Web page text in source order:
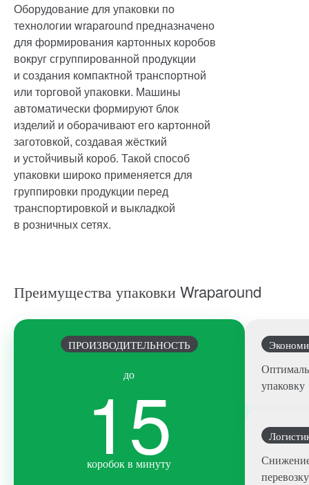
Оборудование для упаковки по
технологии wraparound предназначено
для формирования картонных коробов
вокруг сгруппированной продукции
и создания компактной транспортной
или торговой упаковки. Машины
автоматически формируют блок
изделий и оборачивают его картонной
заготовкой, создавая жёсткий
и устойчивый короб. Такой способ
упаковки широко применяется для
группировки продукции перед
транспортировкой и выкладкой
в розничных сетях.
Преимущества упаковки Wraparound
ПРОИЗВОДИТЕЛЬНОСТЬ
до
15
коробок в минуту
упаковку
перевозку